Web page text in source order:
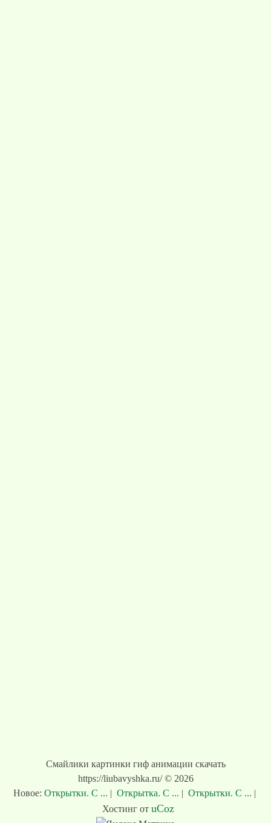
Смайлики картинки гиф анимации скачать
https://liubavyshka.ru/ © 2026
Новое: Открытки. С ... | Открытка. С ... | Открытки. С ... |
Хостинг от uCoz